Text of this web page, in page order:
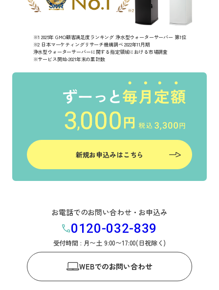
※1 2025年 GMO顧客満足度ランキング 浄水型ウォーターサーバー 第1位
※2 日本マーケティングリサーチ機構調べ 2022年11月期
浄水型ウォーターサーバーに関する指定領域における市場調査
※サービス開始-2021年末の累計数
新規お申込みはこちら
お電話でのお問い合わせ・お申込み
0120-032-839
受付時間 : 月〜土 9:00〜17:00(日祝除く)
WEBでのお問い合わせ